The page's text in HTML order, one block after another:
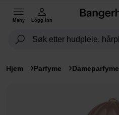
Meny Logg inn
Hjem Parfyme Dameparfyme